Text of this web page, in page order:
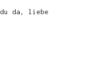
da, liebe